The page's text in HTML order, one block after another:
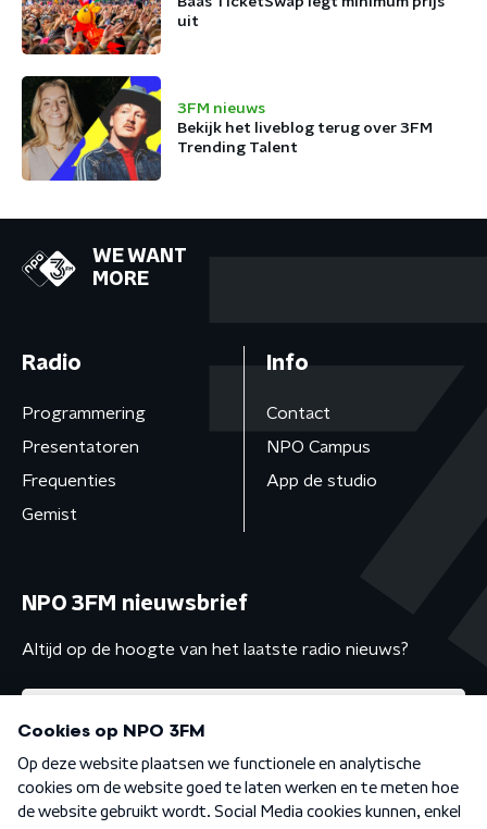
uit
3FM nieuws
Bekijk het liveblog terug over 3FM
Trending Talent
WE WANT
MORE
Radio
Programmering
Presentatoren
Frequenties
Gemist
Info
Contact
NPO Campus
App de studio
NPO 3FM nieuwsbrief
Altijd op de hoogte van het laatste radio nieuws?